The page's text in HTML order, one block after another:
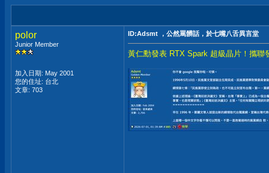
polor
Junior Member
加入日期: May 2001
您的住址: 台北
文章: 703
ID:Adsmt ，公然罵髒話，於七嘴八舌異言堂
黃仁勳發表 RTX Spark 超級晶片！攜聯